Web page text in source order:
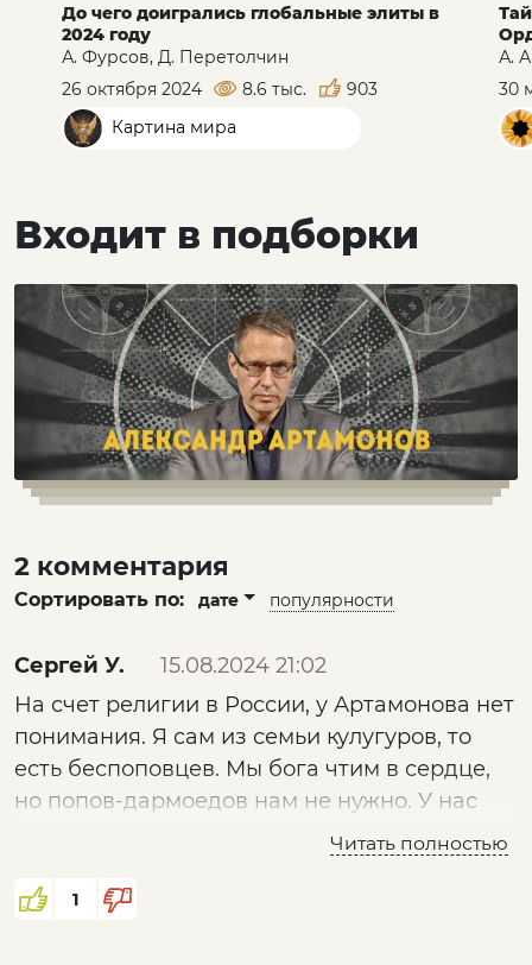
До чего доигрались глобальные элиты в
2024 году
А. Фурсов, Д. Перетолчин
26 октября 2024
8.6 тыс.
903
Картина мира
А.
30
Входит в подборки
2 комментария
Сортировать по: дате популярности
Сергей У.
15.08.2024 21:02
На счет религии в России, у Артамонова нет
понимания. Я сам из семьи кулугуров, то
есть беспоповцев. Мы бога чтим в сердце,
но попов-дармоедов нам не нужно. У нас
бог в сердце, а не в храмах и церквях. Так
будьте так любезны не говорить о том чего
Читать полностью
1